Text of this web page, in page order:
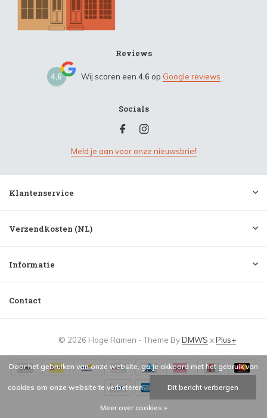
Reviews
4,6 Wij scoren een 4,6 op Google reviews
Socials
Meld je aan voor onze nieuwsbrief
Klantenservice
Verzendkosten (NL)
Informatie
Contact
© 2026 Hoge Ramen - Theme ByDMWS xPlus+
Door het gebruiken van onze website, ga je akkoord met het gebruik van
cookies om onze website te verbeteren. Dit bericht verbergen
Meer over cookies »